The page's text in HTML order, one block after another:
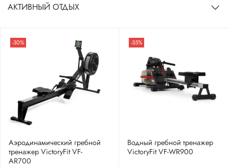
-30%
Аэродинамический гребной
тренажер VictoryFit VF-
AR700
-35%
Водный гребной тренажер
VictoryFit VF-WR900
АКТИВНЫЙ ОТДЫХ